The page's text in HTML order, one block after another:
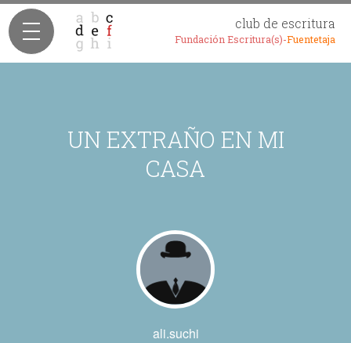
club de escritura
Fundación Escritura(s)-Fuentetaja
UN EXTRAÑO EN MI
CASA
ali.suchi